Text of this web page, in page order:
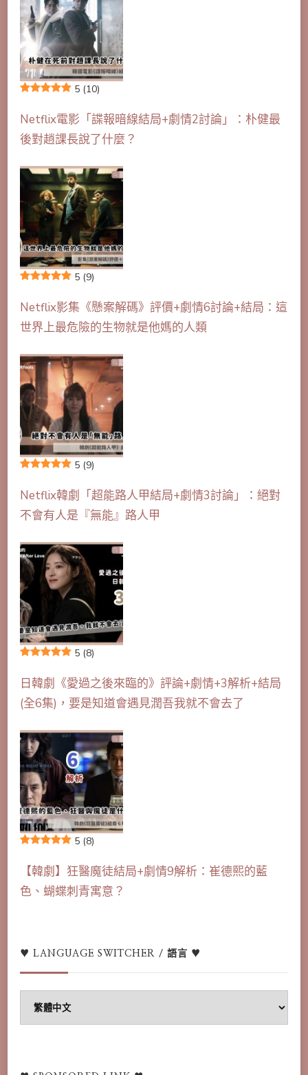
5 (10)
Netflix電影「諜報暗線結局+劇情2討論」：朴健最
後對趙課長說了什麼？
5 (9)
Netflix影集《懸案解碼》評價+劇情6討論+結局：這
世界上最危險的生物就是他媽的人類
5 (9)
Netflix韓劇「超能路人甲結局+劇情3討論」：絕對
不會有人是『無能』路人甲
5 (8)
日韓劇《愛過之後來臨的》評論+劇情+3解析+結局
(全6集)，要是知道會遇見潤吾我就不會去了
5 (8)
【韓劇】狂醫魔徒結局+劇情9解析：崔德熙的藍
色、蝴蝶刺青寓意？
♥ LANGUAGE SWITCHER / 語言 ♥